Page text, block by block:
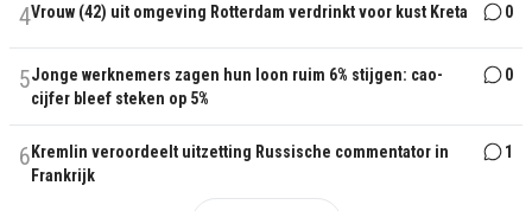
4Vrouw (42) uit omgeving Rotterdam verdrinkt voor kust Kreta 0
5Jonge werknemers zagen hun loon ruim 6% stijgen: cao-
cijfer bleef steken op 5%
0
6Kremlin veroordeelt uitzetting Russische commentator in
Frankrijk
1